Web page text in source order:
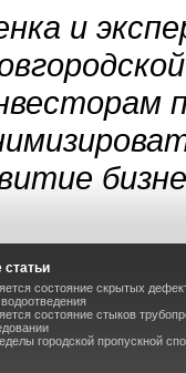
и
статьи
состояние скрытых
состояние стыков
городской пропускной